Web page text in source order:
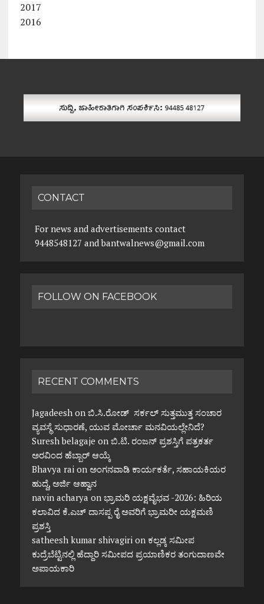
2017
2016
CONTACT
For news and advertisements contact
9448548127 and bantwalnews@gmail.com
FOLLOW ON FACEBOOK
RECENT COMMENTS
Jagadeeshon ಬಿ.ಸಿ.ರೋಡ್ ಸರ್ಕಲ್ ಸುತ್ತಮುತ್ತ ಸಂಚಾರ
ವ್ಯವಸ್ಥೆ ಸುಧಾರಣೆ, ಯುವ ಮೋರ್ಚಾ ಮನವಿಯಲ್ಲೇನಿದೆ?
Suresh belagaje on ಬಿ.ಟಿ. ರಂಜನ್ ಪ್ರಶಸ್ತಿಗೆ ಪತ್ರಕರ್ತ
ಅರವಿಂದ ಹೆಬ್ಬಾರ್ ಆಯ್ಕೆ
Bhavya raion ಅಂಗನವಾಡಿ ಕಾರ್ಯಕರ್ತೆ, ಸಹಾಯಕಿಯರ
ಹುದ್ದೆ, ಅರ್ಜಿ ಆಹ್ವಾನ
navin acharya on ಭ್ರಾಮರಿ ಯಕ್ಷವೈಭವ -2026: ಹಿರಿಯ
ಕಲಾವಿದ ಕೆ.ಎಚ್ ದಾಸಪ್ಪ ರೈ ಅವರಿಗೆ ಭ್ರಾಮರೀ ಯಕ್ಷಮಣಿ
ಪ್ರಶಸ್ತಿ
satheesh kumar shivagirion ಕಲ್ಲಡ್ಕ ಸಮೀಪ
ಕುದ್ರೆಬೆಟ್ಟಿನಲ್ಲಿ ಹೆದ್ದಾರಿ ಸಮೀಪದ ಪ್ರಯಾಣಿಕರ ತಂಗುದಾಣವೇ
ಅಪಾಯಕಾರಿ